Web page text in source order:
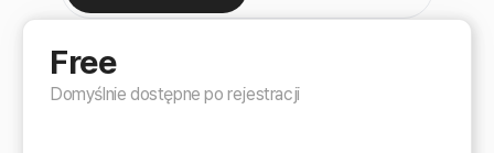
Free
Domyślnie dostępne po rejestracji